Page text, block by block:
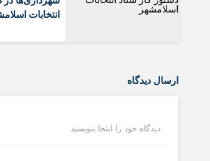
انتخابات
ارسال دیدگاه
دیدگاه خود را اینجا بنویسید